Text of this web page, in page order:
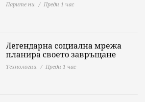
Парите ни Преди 1 час
Легендарна социална мрежа
планира своето завръщане
Технологии Преди 1 час